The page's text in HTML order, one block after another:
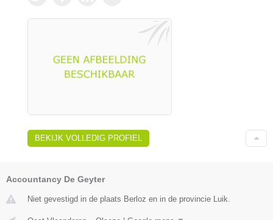
BEKIJK VOLLEDIG PROFIEL
Accountancy De Geyter
Niet gevestigd in de plaats Berloz en in de provincie Luik.